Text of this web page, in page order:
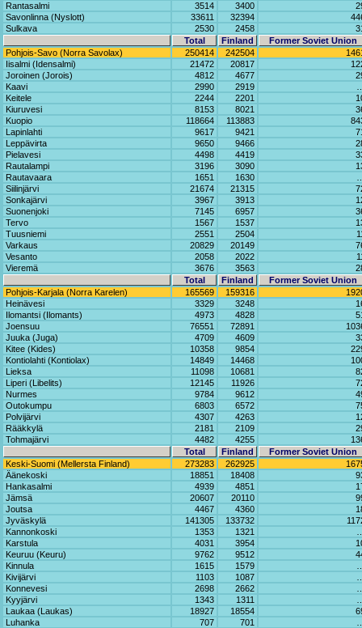
Rantasalmi
3514 3400
Savonlinna (Nyslott)
33611 32394
Sulkava
2530 2458
Total
Finland
Former Soviet Union
Pohjois-Savo (Norra Savolax)
250414 242504
Iisalmi (Idensalmi)
21472 20817
Joroinen (Jorois)
4812 4677
Kaavi
2990 2919
Keitele
2244 2201
Kiuruvesi
8153 8021
Kuopio
118664 113883
Lapinlahti
9617 9421
Leppävirta
9650 9466
Pielavesi
4498 4419
Rautalampi
3196 3090
Rautavaara
1651 1630
Siilinjärvi
21674 21315
Sonkajärvi
3967 3913
Suonenjoki
7145 6957
Tervo
1567 1537
Tuusniemi
2551 2504
Varkaus
20829 20149
Vesanto
2058 2022
Vieremä
3676 3563
Total
Finland
Former Soviet Union
Pohjois-Karjala (Norra Karelen)
165569 159316
Heinävesi
3329 3248
Ilomantsi (Ilomants)
4973 4828
Joensuu
76551 72891
Juuka (Juga)
4709 4609
Kitee (Kides)
10358 9854
Kontiolahti (Kontiolax)
14849 14468
Lieksa
11098 10681
Liperi (Libelits)
12145 11926
Nurmes
9784 9612
Outokumpu
6803 6572
Polvijärvi
4307 4263
Rääkkylä
2181 2109
Tohmajärvi
4482 4255
Total
Finland
Former Soviet Union
Keski-Suomi (Mellersta Finland)
273283 262925
Äänekoski
18851 18408
Hankasalmi
4939 4851
Jämsä
20607 20110
Joutsa
4467 4360
Jyväskylä
141305 133732
Kannonkoski
1353 1321
Karstula
4031 3954
Keuruu (Keuru)
9762 9512
Kinnula
1615 1579
Kivijärvi
1103 1087
Konnevesi
2698 2662
Kyyjärvi
1343 1311
Laukaa (Laukas)
18927 18554
Luhanka
707 701